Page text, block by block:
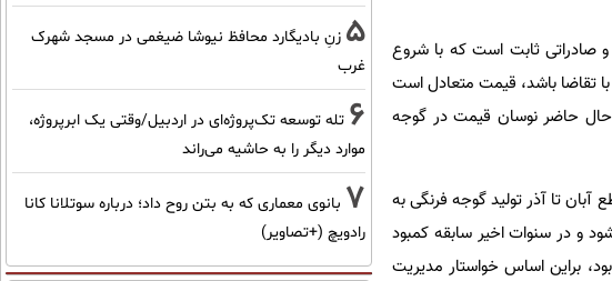
و صادراتی ثابت است که با شروع
تقاضا باشد، قیمت متعادل است
حاضر نوسان قیمت در گوجه
آبان تا آذر تولید گوجه فرنگی به
و در سنوات اخیر سابقه کمبود
براین اساس خواستار مدیریت
5 زنِ بادیگارد محافظ نیوشا ضیغمی در مسجد شهرک
غرب
6 تله توسعه تک‌پروژه‌ای در اردبیل/وقتی یک ابرپروژه،
موارد دیگر را به حاشیه می‌راند
7 بانوی معماری که به بتن روح داد؛ درباره سوتلانا کانا
رادویچ (+تصاویر)